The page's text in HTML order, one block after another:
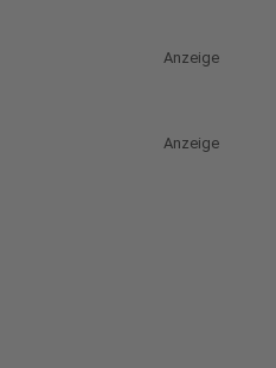
Anzeige
Anzeige